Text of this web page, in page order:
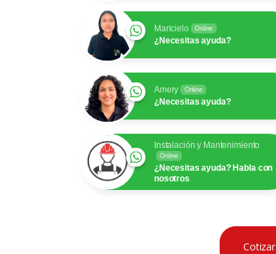
Maricielo Online
¿Necesitas ayuda?
Amery Online
¿Necesitas ayuda?
Instalación y Mantenimiento
Online
¿Necesitas ayuda? Habla con
nosotros
Cotizar